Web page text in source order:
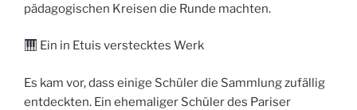
pädagogischen Kreisen die Runde machten.
Ein in Etuis verstecktes Werk
Es kam vor, dass einige Schüler die Sammlung zufällig
entdeckten. Ein ehemaliger Schüler des Pariser